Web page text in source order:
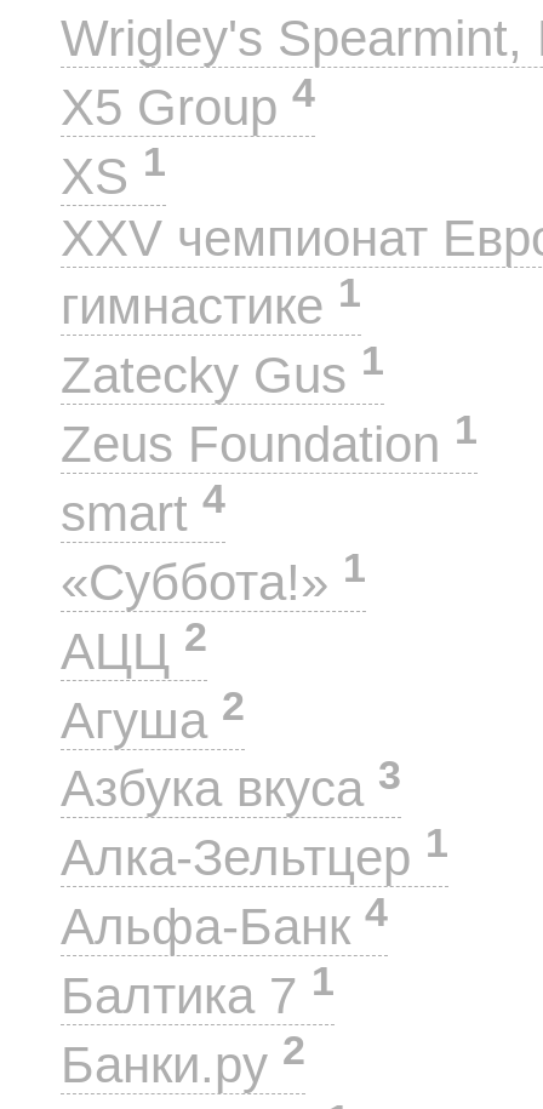
Wrigley's
X5 Group 4
XS 1
XXV чемпионат
гимнастике 1
Zatecky Gus 1
Zeus Foundation 1
smart 4
«Суббота!» 1
АЦЦ 2
Агуша 2
Азбука вкуса 3
Алка-Зельтцер 1
Альфа-Банк 4
Балтика 7 1
Банки.ру 2